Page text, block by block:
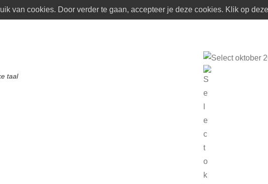
taal
van cookies. Door verder te gaan, accepteer je deze cookies. Klik op